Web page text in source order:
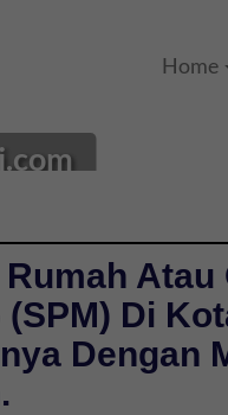
Home
Atau
Di
Dengan